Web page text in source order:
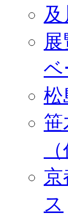
ベ
松
笹
京
ス